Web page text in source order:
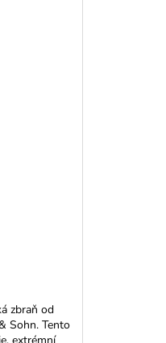
zbraň od
Sohn. Tento
extrémní